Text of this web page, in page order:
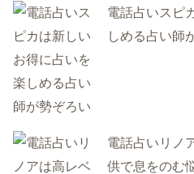
電話占いスピ
しめる占い師
電話占いリノ
供で息をのむ